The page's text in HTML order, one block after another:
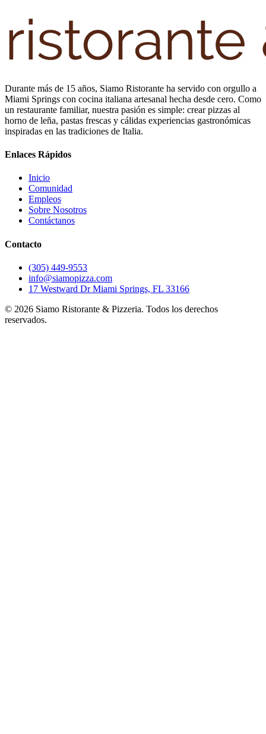
Durante más de 15 años, Siamo Ristorante ha servido con orgullo a
Miami Springs con cocina italiana artesanal hecha desde cero. Como
un restaurante familiar, nuestra pasión es simple: crear pizzas al
horno de leña, pastas frescas y cálidas experiencias gastronómicas
inspiradas en las tradiciones de Italia.
Enlaces Rápidos
Inicio
Comunidad
Empleos
Sobre Nosotros
Contáctanos
Contacto
(305) 449-9553
info@siamopizza.com
17 Westward Dr Miami Springs, FL 33166
© 2026 Siamo Ristorante & Pizzeria. Todos los derechos
reservados.